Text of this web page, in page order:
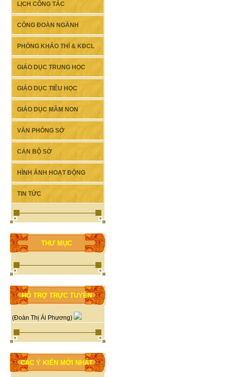
LỊCH CÔNG TÁC
CÔNG ĐOÀN NGÀNH
PHÒNG KHẢO THÍ & KĐCL
GIÁO DỤC TRUNG HỌC
GIÁO DỤC TIỂU HỌC
GIÁO DỤC MẦM NON
VĂN PHÒNG SỞ
CÁN BỘ SỞ
HÌNH ẢNH HOẠT ĐỘNG
TIN TỨC
THƯ MỤC
HỖ TRỢ TRỰC TUYẾN
(Đoàn Thị Ái Phương)
CÁC Ý KIẾN MỚI NHẤT